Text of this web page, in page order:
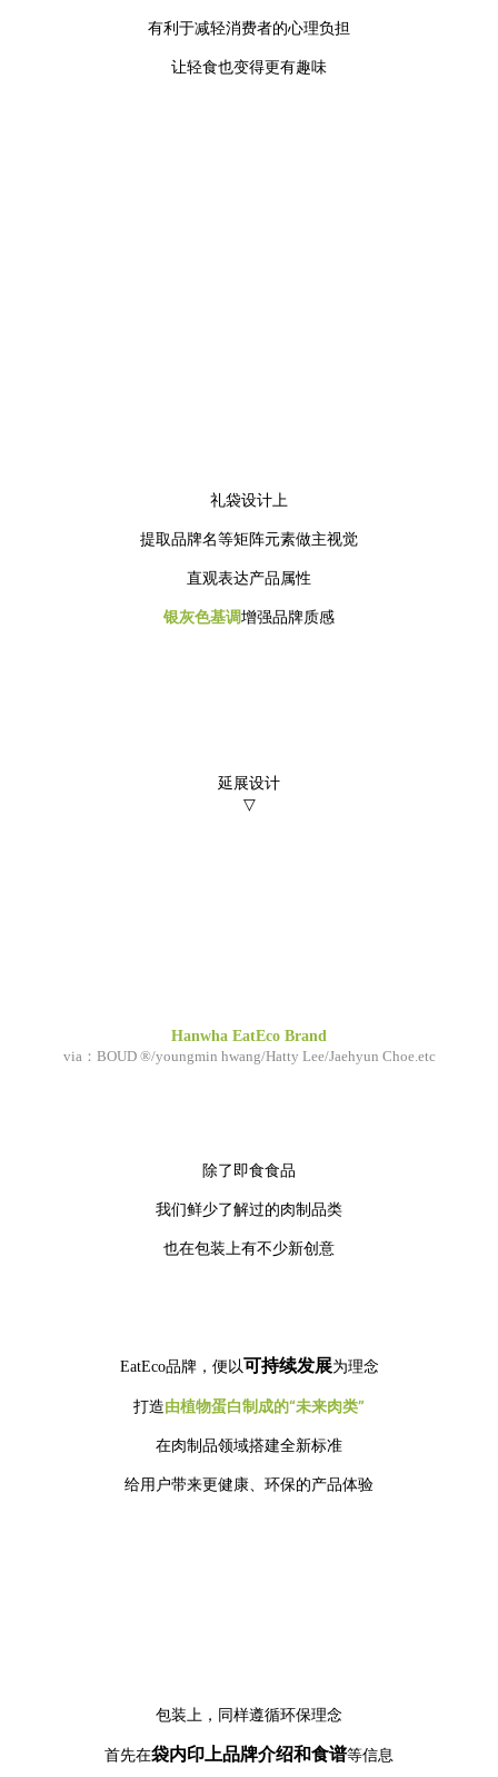
有利于减轻消费者的心理负担
让轻食也变得更有趣味
礼袋设计上
提取品牌名等矩阵元素做主视觉
直观表达产品属性
银灰色基调增强品牌质感
延展设计
▽
Hanwha EatEco Brand
via：BOUD ®/youngmin hwang/Hatty Lee/Jaehyun Choe.etc
除了即食食品
我们鲜少了解过的肉制品类
也在包装上有不少新创意
EatEco品牌，便以可持续发展为理念
打造由植物蛋白制成的“未来肉类”
在肉制品领域搭建全新标准
给用户带来更健康、环保的产品体验
包装上，同样遵循环保理念
首先在袋内印上品牌介绍和食谱等信息